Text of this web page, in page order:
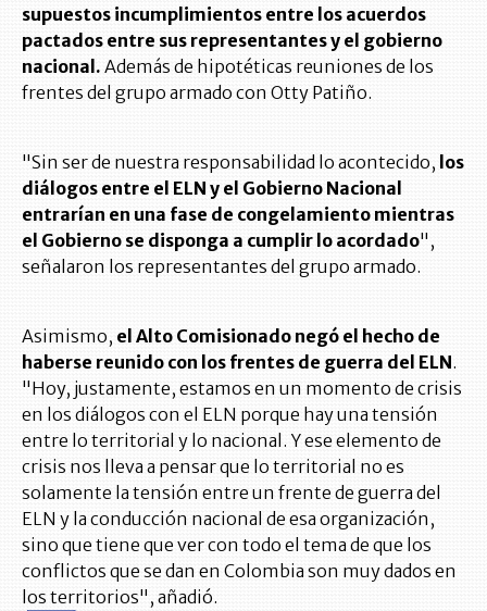
supuestos incumplimientos entre los acuerdos
pactados entre sus representantes y el gobierno
nacional. Además de hipotéticas reuniones de los
frentes del grupo armado con Otty Patiño.
"Sin ser de nuestra responsabilidad lo acontecido, los
diálogos entre el ELN y el Gobierno Nacional
entrarían en una fase de congelamiento mientras
el Gobierno se disponga a cumplir lo acordado",
señalaron los representantes del grupo armado.
Asimismo, el Alto Comisionado negó el hecho de
haberse reunido con los frentes de guerra del ELN.
"Hoy, justamente, estamos en un momento de crisis
en los diálogos con el ELN porque hay una tensión
entre lo territorial y lo nacional. Y ese elemento de
crisis nos lleva a pensar que lo territorial no es
solamente la tensión entre un frente de guerra del
ELN y la conducción nacional de esa organización,
sino que tiene que ver con todo el tema de que los
conflictos que se dan en Colombia son muy dados en
los territorios", añadió.